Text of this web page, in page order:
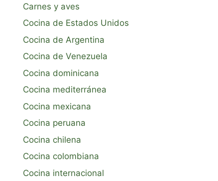
Carnes y aves
Cocina de Estados Unidos
Cocina de Argentina
Cocina de Venezuela
Cocina dominicana
Cocina mediterránea
Cocina mexicana
Cocina peruana
Cocina chilena
Cocina colombiana
Cocina internacional